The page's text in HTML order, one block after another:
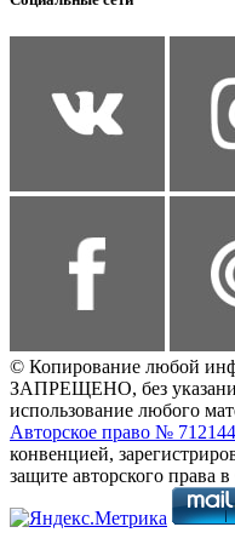
© Копирование любой
ЗАПРЕЩЕНО, без
использование любого
Авторское право №
конвенцией,
защите авторского